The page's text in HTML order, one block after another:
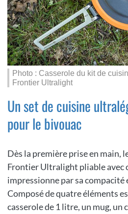
Photo : Casserole du kit de
Frontier Ultralight
Un set de cuisine
pour le bivouac
Dès la première prise en main,
Frontier Ultralight pliable avec
impressionne par sa compacité
Composé de quatre éléments
casserole de 1 litre, un mug, un